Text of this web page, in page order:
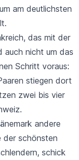
am deutlichsten
das mit der
auch nicht um das
Schritt voraus:
stiegen dort
zwei bis vier
andere
der schönsten
schick